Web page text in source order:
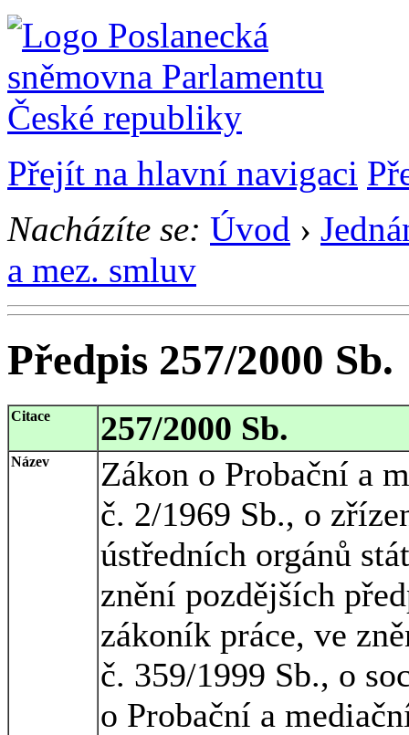
Přejít na hlavní navigaci
Nacházíte se: Úvod ›
a mez. smluv
Předpis 257/2000 Sb.
Citace 257/2000 Sb.
Název
Zákon o Probační a
č. 2/1969 Sb., o
ústředních orgánů
znění pozdějších
zákoník práce, ve
č. 359/1999 Sb., o
o Probační a